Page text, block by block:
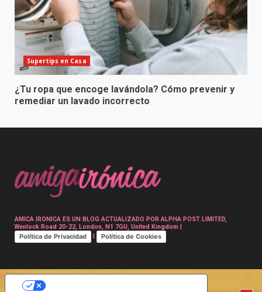
Supertips en Casa
¿Tu ropa que encoge lavándola? Cómo prevenir y
remediar un lavado incorrecto
AMICA IRONICA ES UN BLOG ACTUALIZADO POR ALPHA POST LIMITED,
Wenlock Road 20-22, London, N1 7GU, United Kingdom |
Política de Privacidad Política de Cookies
SUS OPCIONES DE PRIVACIDAD